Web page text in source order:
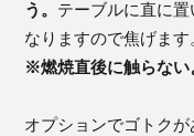
う。 テーブルに直に
なりますので焦げます
※燃焼直後に触らない
オプションでゴトク